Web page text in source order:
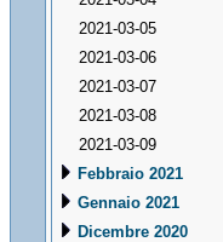
2021-03-05
2021-03-06
2021-03-07
2021-03-08
2021-03-09
Febbraio 2021
Gennaio 2021
Dicembre 2020